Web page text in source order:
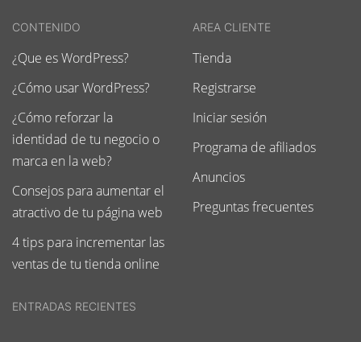
CONTENIDO
¿Que es WordPress?
¿Cómo usar WordPress?
¿Cómo reforzar la
identidad de tu negocio o
marca en la web?
Consejos para aumentar el
atractivo de tu página web
4 tips para incrementar las
ventas de tu tienda online
AREA CLIENTE
Tienda
Registrarse
Iniciar sesión
Programa de afiliados
Anuncios
Preguntas frecuentes
ENTRADAS RECIENTES